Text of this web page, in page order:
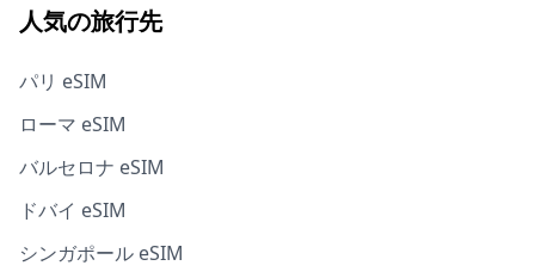
人気の旅行先
パリ eSIM
ローマ eSIM
バルセロナ eSIM
ドバイ eSIM
シンガポール eSIM